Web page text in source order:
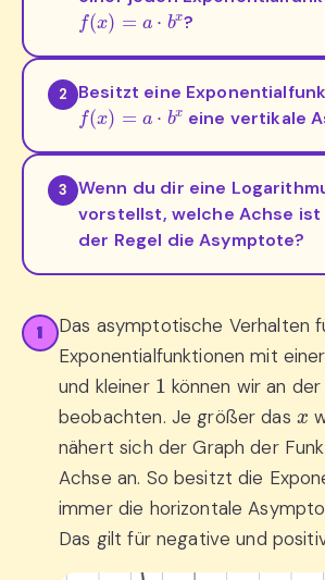
f(x)= a⋅bx ?
2 Besitzt eine
f(x)=a⋅ bx eine vertikale
3
Wenn du dir eine
vorstellst, welche Achse ist
der Regel die Asymptote?
1
Das asymptotische Verhalten
Exponentialfunktionen mit
und kleiner 1 können wir an
beobachten. Je größer das
nähert sich der Graph der
Achse an. So besitzt die
immer die horizontale
Das gilt für negative und